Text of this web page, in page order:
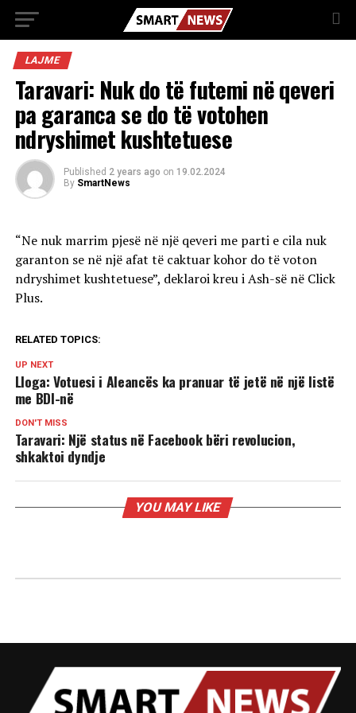
LAJME
Taravari: Nuk do të futemi në qeveri
pa garanca se do të votohen
ndryshimet kushtetuese
Published 2 years ago on 19.02.2024
By SmartNews
“Ne nuk marrim pjesë në një qeveri me parti e cila nuk
garanton se në një afat të caktuar kohor do të voton
ndryshimet kushtetuese”, deklaroi kreu i Ash-së në Click
Plus.
RELATED TOPICS:
UP NEXT
Lloga: Votuesi i Aleancës ka pranuar të jetë në një listë
me BDI-në
DON'T MISS
Taravari: Një status në Facebook bëri revolucion,
shkaktoi dyndje
YOU MAY LIKE